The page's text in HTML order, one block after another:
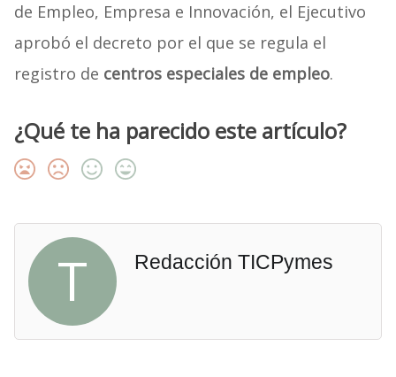
de Empleo, Empresa e Innovación, el Ejecutivo
aprobó el decreto por el que se regula el
registro de centros especiales de empleo.
¿Qué te ha parecido este artículo?
T Redacción TICPymes